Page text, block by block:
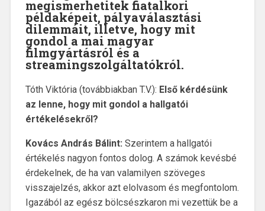
megismerhetitek fiatalkori
példaképeit, pályaválasztási
dilemmáit, illetve, hogy mit
gondol a mai magyar
filmgyártásról és a
streamingszolgáltatókról.
Tóth Viktória (továbbiakban T.V.): Első kérdésünk
az lenne, hogy mit gondol a hallgatói
értékelésekről?
Kovács András Bálint: Szerintem a hallgatói
értékelés nagyon fontos dolog. A számok kevésbé
érdekelnek, de ha van valamilyen szöveges
visszajelzés, akkor azt elolvasom és megfontolom.
Igazából az egész bölcsészkaron mi vezettük be a